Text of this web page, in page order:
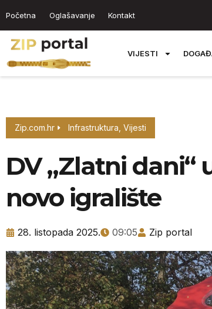
Početna Oglašavanje Kontakt
VIJESTI
Zip.com.hr Infrastruktura Vijesti
DV „Zlatni dani“
novo igralište
28. listopada 2025. 09:05 Zip portal